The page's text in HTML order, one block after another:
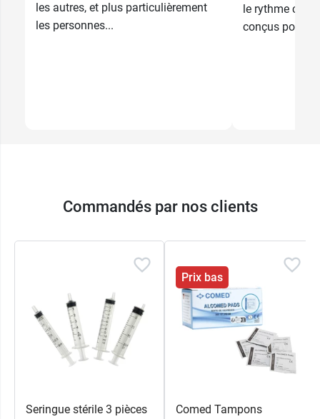
les autres, et plus particulièrement
les personnes...
le rythme
conçus pour
Commandés par nos clients
Seringue stérile 3 pièces
Prix bas
Comed Tampons